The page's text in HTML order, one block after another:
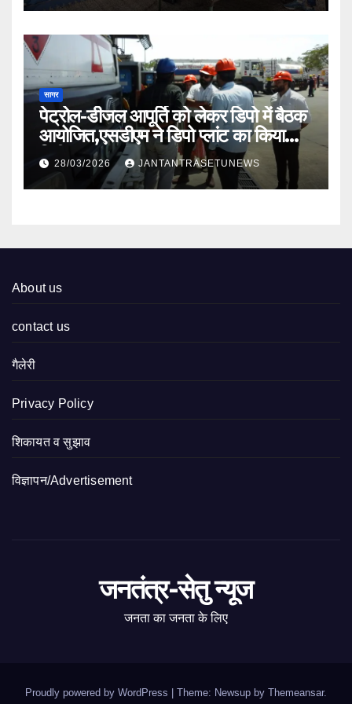
सागर
पेट्रोल-डीजल आपूर्ति को लेकर डिपो में बैठक
आयोजित,एसडीएम ने डिपो प्लांट का किया
निरीक्षण
28/03/2026 JANTANTRASETUNEWS
About us
contact us
गैलेरी
Privacy Policy
शिकायत व सुझाव
विज्ञापन/Advertisement
जनतंत्र-सेतु न्यूज
जनता का जनता के लिए
Proudly powered by WordPress Theme: Newsup by Themeansar.